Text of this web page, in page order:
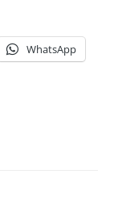
WhatsApp